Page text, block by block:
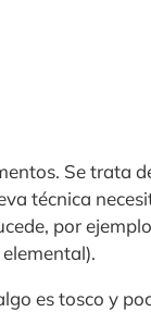
Se trata
técnica
por
es tosco y